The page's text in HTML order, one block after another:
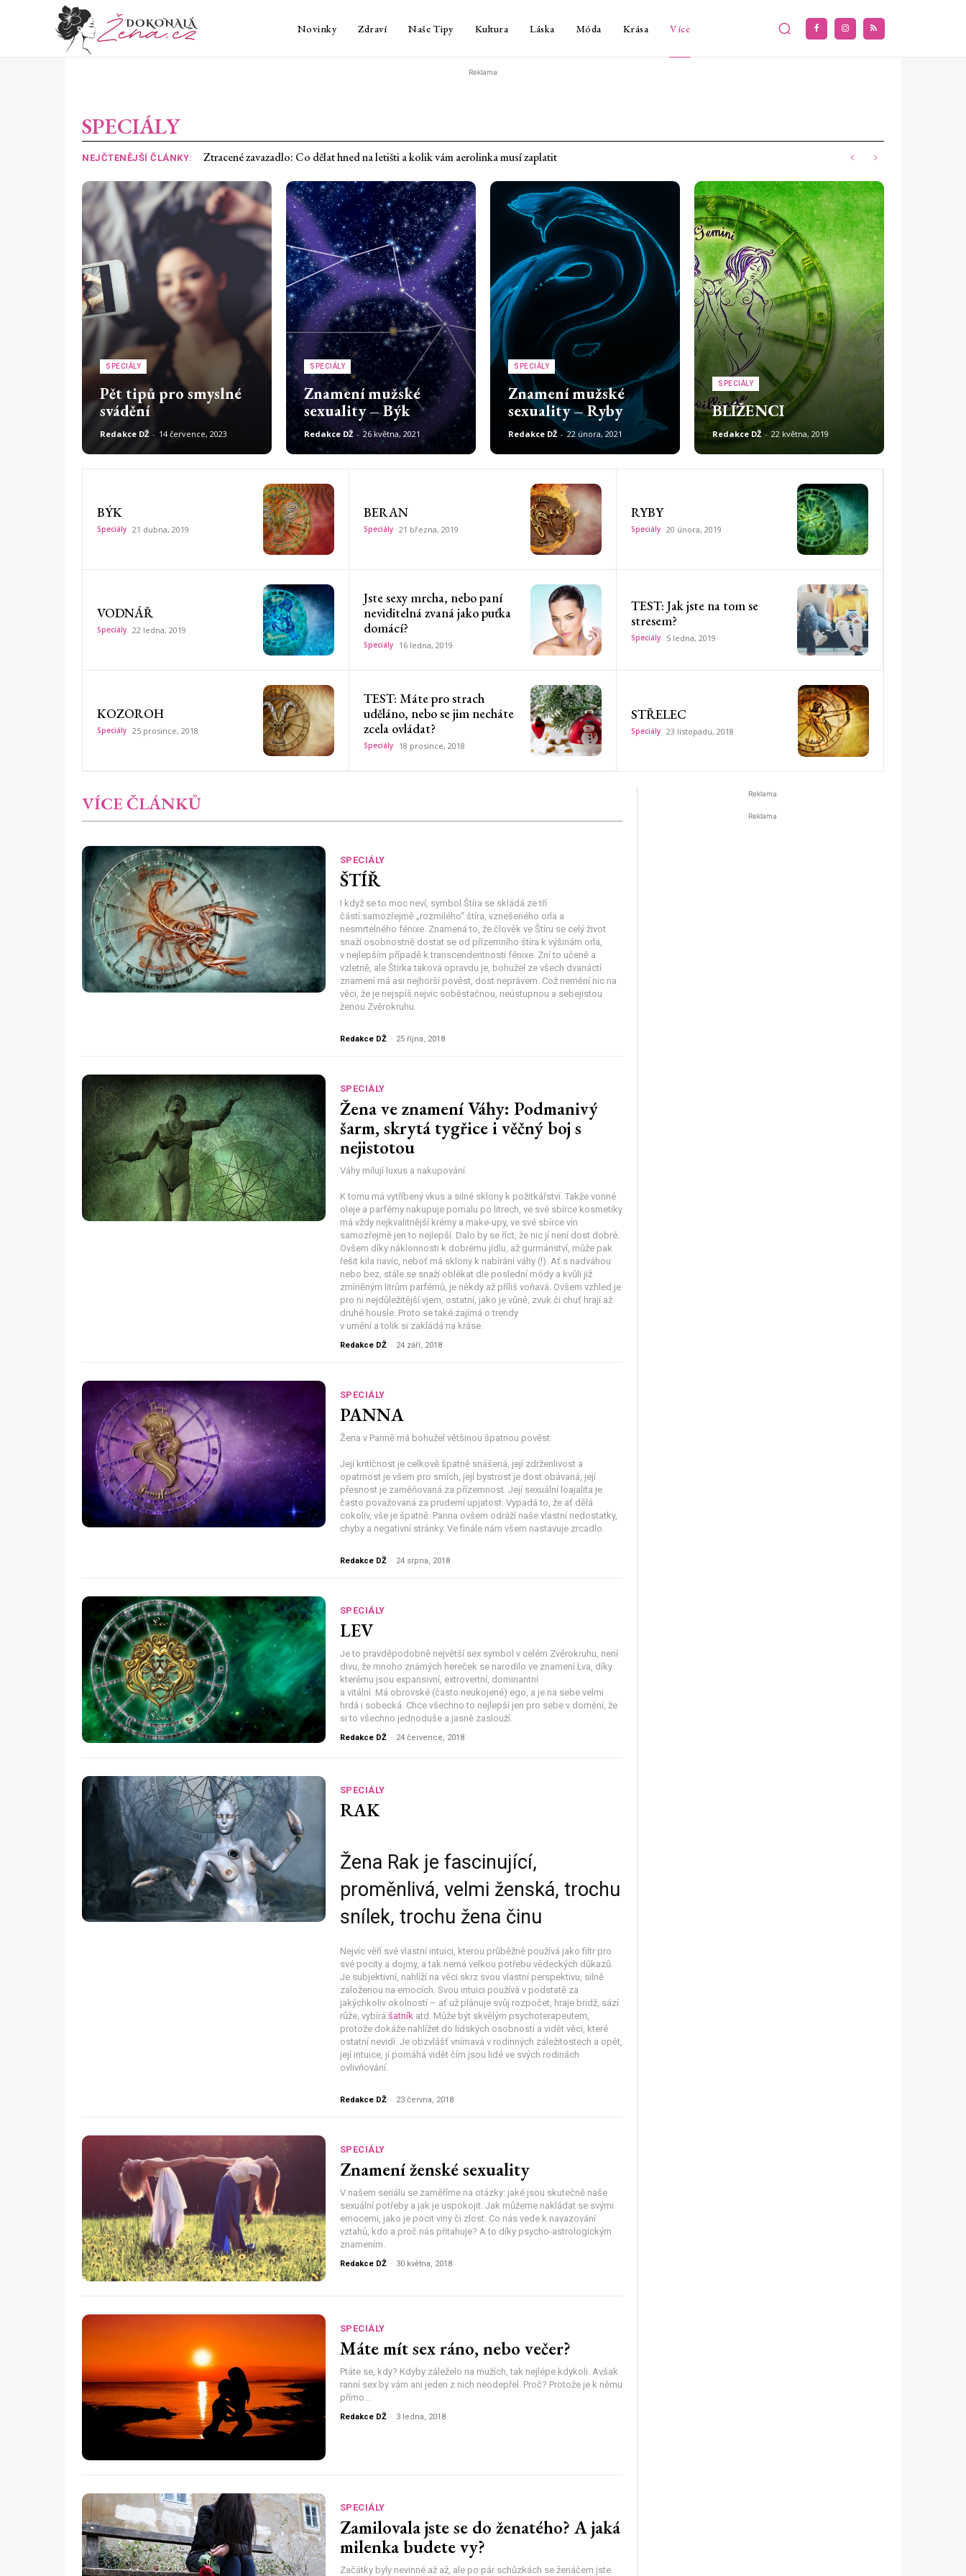
Novinky Zdraví Naše Tipy Kultura Láska Móda Krása Více
Reklama
SPECIÁLY
NEJČTENĚJŠÍ ČLÁNKY: 20 důkazů, že léto vymýšlel chlap. Jinak si některé věci neumíme vysvětlit – 1. díl
SPECIÁLY
Pět tipů pro smyslné
svádění
Redakce DŽ - 14 července, 2023
SPECIÁLY
Znamení mužské
sexuality – Býk
Redakce DŽ - 26 května, 2021
SPECIÁLY
Znamení mužské
sexuality – Ryby
Redakce DŽ - 22 února, 2021
SPECIÁLY
BLÍŽENCI
Redakce DŽ - 22 května, 2019
BÝK
Speciály 21 dubna, 2019
BERAN
Speciály 21 března, 2019
RYBY
Speciály 20 února, 2019
VODNÁŘ
Speciály 22 ledna, 2019
Jste sexy mrcha, nebo paní
neviditelná zvaná jako puťka
domácí?
Speciály 16 ledna, 2019
TEST: Jak jste na tom se
stresem?
Speciály 5 ledna, 2019
KOZOROH
Speciály 25 prosince, 2018
TEST: Máte pro strach
uděláno, nebo se jim necháte
zcela ovládat?
Speciály 18 prosince, 2018
STŘELEC
Speciály 23 listopadu, 2018
VÍCE ČLÁNKŮ
SPECIÁLY
ŠTÍŘ
I když se to moc neví, symbol Štíra se skládá ze tří
částí:samozřejmě „rozmilého“ štíra, vznešeného orla a
nesmrtelného fénixe. Znamená to, že člověk ve Štíru se celý život
snaží osobnostně dostat se od přízemního štíra k výšinám orla,
v nejlepším případě k transcendentnosti fénixe. Zní to učeně a
vzletně, ale Štírka taková opravdu je, bohužel ze všech dvanáctí
znamení má asi nejhorší pověst, dost neprávem. Což nemění nic na
věci, že je nejspíš nejvíc soběstačnou, neústupnou a sebejistou
ženou Zvěrokruhu.
Redakce DŽ - 25 října, 2018
SPECIÁLY
Žena ve znamení Váhy: Podmanivý
šarm, skrytá tygřice i věčný boj s
nejistotou
Váhy milují luxus a nakupování.
K tomu má vytříbený vkus a silné sklony k požitkářství. Takže vonné
oleje a parfémy nakupuje pomalu po litrech, ve své sbírce kosmetiky
má vždy nejkvalitnější krémy a make-upy, ve své sbírce vín
samozřejmě jen to nejlepší. Dalo by se říct, že nic jí není dost dobré.
Ovšem díky náklonnosti k dobrému jídlu, až gurmánství, může pak
řešit kila navíc, neboť má sklony k nabírání váhy (!). Ať s nadváhou
nebo bez, stále se snaží oblékat dle poslední módy a kvůli již
zmíněným litrům parfémů, je někdy až příliš voňavá. Ovšem vzhled je
pro ni nejdůležitější vjem, ostatní, jako je vůně, zvuk či chuť hrají až
druhé housle. Proto se také zajímá o trendy
v umění a tolik si zakládá na kráse.
Redakce DŽ - 24 září, 2018
SPECIÁLY
PANNA
Žena v Panně má bohužel většinou špatnou pověst.
Její kritičnost je celkově špatně snášená, její zdrženlivost a
opatrnost je všem pro smích, její bystrost je dost obávaná, její
přesnost je zaměňovaná za přízemnost. Její sexuální loajalita je
často považovaná za pruderní upjatost. Vypadá to, že ať dělá
cokoliv, vše je špatně. Panna ovšem odráží naše vlastní nedostatky,
chyby a negativní stránky. Ve finále nám všem nastavuje zrcadlo.
Redakce DŽ - 24 srpna, 2018
SPECIÁLY
LEV
Je to pravděpodobně největší sex symbol v celém Zvěrokruhu, není
divu, že mnoho známých hereček se narodilo ve znamení Lva, díky
kterému jsou expansivní, extrovertní, dominantní
a vitální. Má obrovské (často neukojené) ego, a je na sebe velmi
hrdá i sobecká. Chce všechno to nejlepší jen pro sebe v domění, že
si to všechno jednoduše a jasně zaslouží.
Redakce DŽ - 24 července, 2018
SPECIÁLY
RAK
Žena Rak je fascinující,
proměnlivá, velmi ženská, trochu
snílek, trochu žena činu
Nejvíc věří své vlastní intuici, kterou průběžně používá jako filtr pro
své pocity a dojmy, a tak nemá velkou potřebu vědeckých důkazů.
Je subjektivní, nahlíží na věci skrz svou vlastní perspektivu, silně
založenou na emocích. Svou intuici používá v podstatě za
jakýchkoliv okolností – ať už plánuje svůj rozpočet, hraje bridž, sází
růže, vybírá šatník atd. Může být skvělým psychoterapeutem,
protože dokáže nahlížet do lidských osobností a vidět věci, které
ostatní nevidí. Je obzvlášť vnímavá v rodinných záležitostech a opět,
její intuice, jí pomáhá vidět čím jsou lidé ve svých rodinách
ovlivňování.
Redakce DŽ - 23 června, 2018
SPECIÁLY
Znamení ženské sexuality
V našem seriálu se zaměříme na otázky: jaké jsou skutečně naše
sexuální potřeby a jak je uspokojit. Jak můžeme nakládat se svými
emocemi, jako je pocit viny či zlost. Co nás vede k navazování
vztahů, kdo a proč nás přitahuje? A to díky psycho-astrologickým
znamením.
Redakce DŽ - 30 května, 2018
SPECIÁLY
Máte mít sex ráno, nebo večer?
Ptáte se, kdy? Kdyby záleželo na mužích, tak nejlépe kdykoli. Avšak
ranní sex by vám ani jeden z nich neodepřel. Proč? Protože je k němu
přímo...
Redakce DŽ - 3 ledna, 2018
SPECIÁLY
Zamilovala jste se do ženatého? A jaká
milenka budete vy?
Začátky byly nevinné až až, ale po pár schůzkách se ženáčem jste
Reklama
Reklama